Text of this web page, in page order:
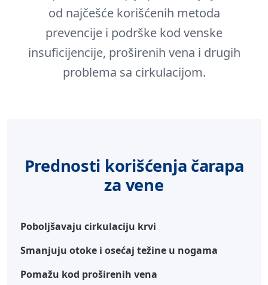
od najčešće korišćenih metoda
prevencije i podrške kod venske
insuficijencije, proširenih vena i drugih
problema sa cirkulacijom.
Prednosti korišćenja čarapa
za vene
Poboljšavaju cirkulaciju krvi
Smanjuju otoke i osećaj težine u nogama
Pomažu kod proširenih vena